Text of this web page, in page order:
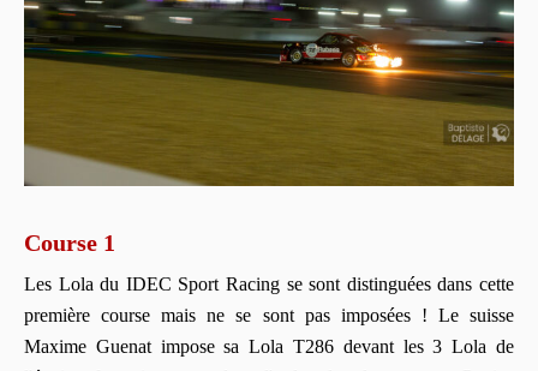
Course 1
Les Lola du IDEC Sport Racing se sont distinguées dans cette
première course mais ne se sont pas imposées ! Le suisse
Maxime Guenat impose sa Lola T286 devant les 3 Lola de